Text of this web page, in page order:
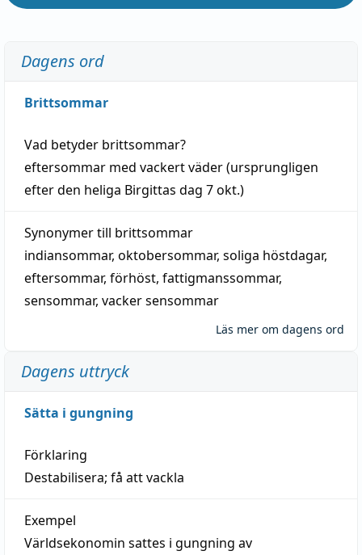
Dagens ord
Brittsommar
Vad betyder brittsommar?
eftersommar med vackertväder(ursprungligen
efter den heliga Birgittas dag 7 okt.)
Synonymer till brittsommar
indiansommar, oktobersommar, soliga höstdagar,
eftersommar, förhöst, fattigmanssommar,
sensommar, vacker sensommar
Läs mer om dagens ord
Dagens uttryck
Sätta i gungning
Förklaring
Destabilisera; få att vackla
Exempel
Världsekonomin sattes i gungning av